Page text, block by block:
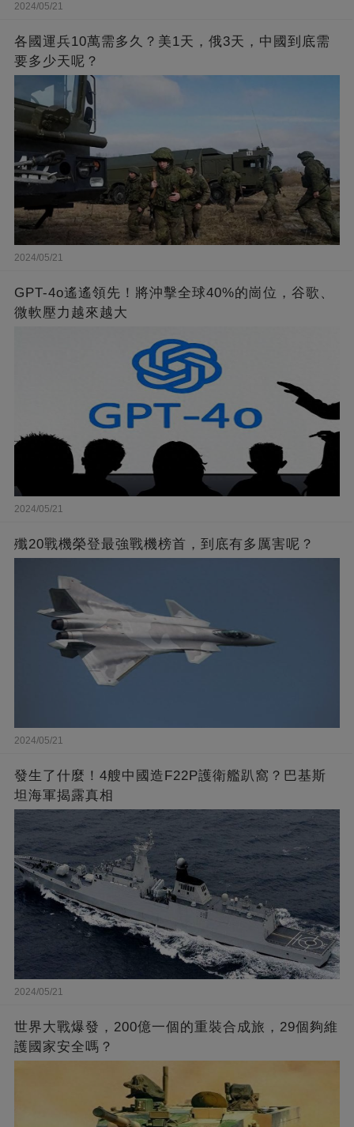
2024/05/21
各國運兵10萬需多久？美1天，俄3天，中國到底需
要多少天呢？
2024/05/21
GPT-4o遙遙領先！將沖擊全球40%的崗位，谷歌、
微軟壓力越來越大
2024/05/21
殲20戰機榮登最強戰機榜首，到底有多厲害呢？
2024/05/21
發生了什麼！4艘中國造F22P護衛艦趴窩？巴基斯
坦海軍揭露真相
2024/05/21
世界大戰爆發，200億一個的重裝合成旅，29個夠維
護國家安全嗎？